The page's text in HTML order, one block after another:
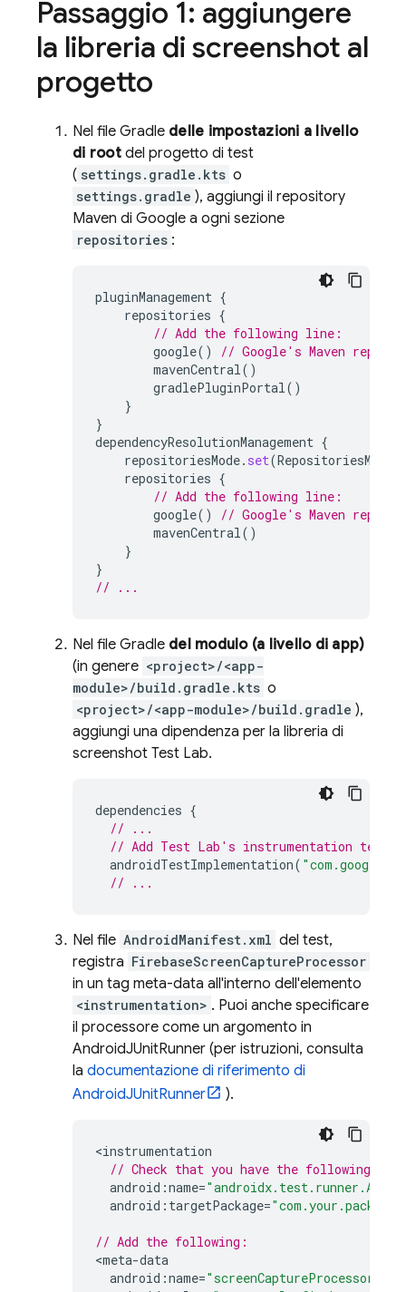
Passaggio 1: aggiungere
la libreria di screenshot al
progetto
Nel file Gradle delle impostazioni a livello
di rootdel progetto di test
( settings.gradle.kts o
settings.gradle ), aggiungi il repository
Maven di Google a ogni sezione
repositories :
pluginManagement {
repositories {
// Add the following line:
google()
// Google's Maven
mavenCentral()
gradlePluginPortal()
}
}
dependencyResolutionManagement {
repositoriesMode. set(RepositoriesMode
repositories {
// Add the following line:
google()
// Google's Maven
mavenCentral()
}
}
// ...
Nel file Gradle del modulo (a livello di app)
(in genere <project>/<app-
module>/build.gradle.kts o
<project>/<app-module>/build.gradle ),
aggiungi una dipendenza per la libreria di
screenshot Test Lab.
dependencies {
// ...
// Add Test Lab's instrumentation test
androidTestImplementation(
// ...
Nel file AndroidManifest.xml del test,
registra FirebaseScreenCaptureProcessor
in un tag meta-data all'interno dell'elemento
<instrumentation> . Puoi anche specificare
il processore come un argomento in
AndroidJUnitRunner (per istruzioni, consulta
la documentazione di riferimento di
AndroidJUnitRunner
).
<instrumentation
// Check that you have the following
android :name=
android : targetPackage=
// Add the following:
<meta-data
android :name="screenCaptureProcessors"